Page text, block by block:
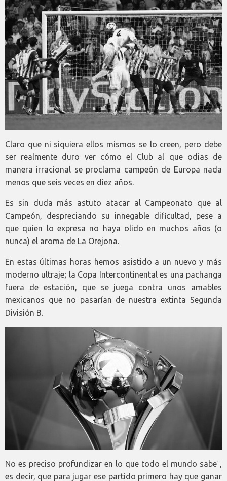
Claro que ni siquiera ellos mismos se lo creen, pero debe
ser realmente duro ver cómo el Club al que odias de
manera irracional se proclama campeón de Europa nada
menos que seis veces en diez años.
Es sin duda más astuto atacar al Campeonato que al
Campeón, despreciando su innegable dificultad, pese a
que quien lo expresa no haya olido en muchos años (o
nunca) el aroma de La Orejona.
En estas últimas horas hemos asistido a un nuevo y más
moderno ultraje; la Copa Intercontinental es una pachanga
fuera de estación, que se juega contra unos amables
mexicanos que no pasarían de nuestra extinta Segunda
División B.
No es preciso profundizar en lo que todo el mundo sabe¨,
es decir, que para jugar ese partido primero hay que ganar